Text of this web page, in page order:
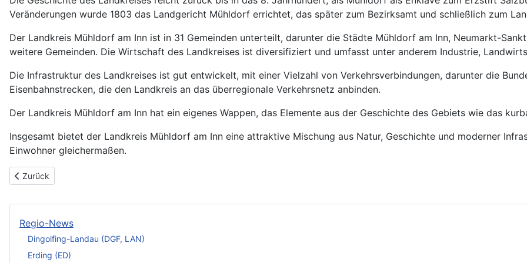
Veränderungen wurde 1803 das Landgericht Mühldorf errichtet, das später zum Bezirksamt und schließlich zum
Der Landkreis Mühldorf am Inn ist in 31 Gemeinden unterteilt, darunter die Städte Mühldorf am Inn, Neumarkt-
weitere Gemeinden. Die Wirtschaft des Landkreises ist diversifiziert und umfasst unter anderem Industrie,
Die Infrastruktur des Landkreises ist gut entwickelt, mit einer Vielzahl von Verkehrsverbindungen, darunter die
Eisenbahnstrecken, die den Landkreis an das überregionale Verkehrsnetz anbinden.
Der Landkreis Mühldorf am Inn hat ein eigenes Wappen, das Elemente aus der Geschichte des Gebiets wie das
Insgesamt bietet der Landkreis Mühldorf am Inn eine attraktive Mischung aus Natur, Geschichte und moderner
Einwohner gleichermaßen.
Vorheriger Beitrag: Der Landkreis Mühldorf am Inn
Zurück
Regio-News
Dingolfing-Landau (DGF, LAN)
Erding (ED)